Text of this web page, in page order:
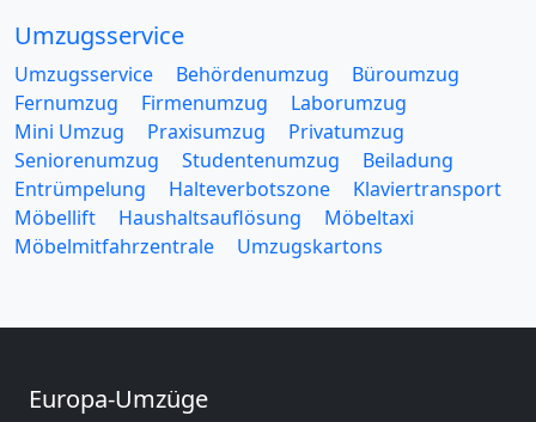
Umzugsservice
Umzugsservice Behördenumzug
Büroumzug
Fernumzug
Firmenumzug
Laborumzug
Mini Umzug
Praxisumzug
Privatumzug
Seniorenumzug
Studentenumzug
Beiladung
Entrümpelung
Halteverbotszone
Klaviertransport
Möbellift
Haushaltsauflösung
Möbeltaxi
Möbelmitfahrzentrale
Umzugskartons
Europa-Umzüge